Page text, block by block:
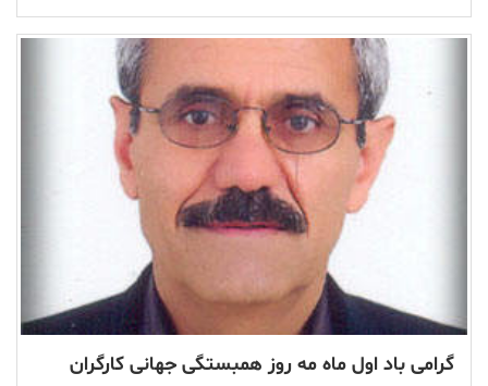
گرامی باد اول ماه مە روز همبستگی جهانی کارگران